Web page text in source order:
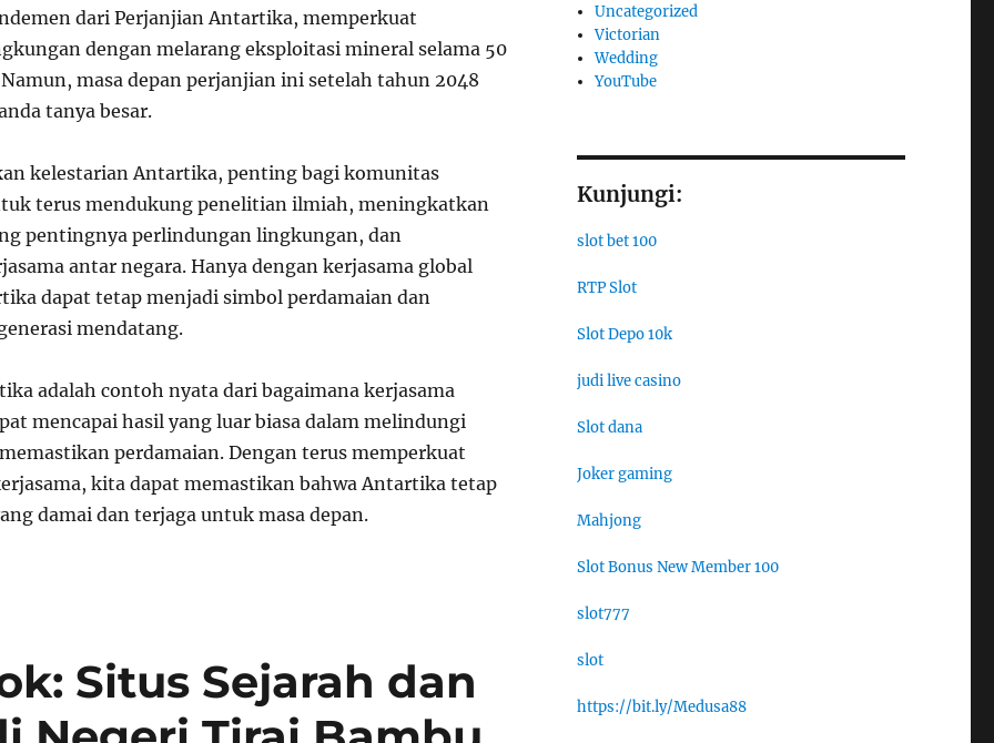
dari Perjanjian Antartika, memperkuat
dengan melarang eksploitasi mineral selama 50
masa depan perjanjian ini setelah tahun 2048
tanya besar.
kelestarian Antartika, penting bagi komunitas
terus mendukung penelitian ilmiah, meningkatkan
pentingnya perlindungan lingkungan, dan
antar negara. Hanya dengan kerjasama global
dapat tetap menjadi simbol perdamaian dan
mendatang.
adalah contoh nyata dari bagaimana kerjasama
mencapai hasil yang luar biasa dalam melindungi
perdamaian. Dengan terus memperkuat
kita dapat memastikan bahwa Antartika tetap
damai dan terjaga untuk masa depan.
Situs Sejarah dan
Uncategorized
Victorian
Wedding
YouTube
Kunjungi:
slot bet 100
RTP Slot
Slot Depo 10k
judi live casino
Slot dana
Joker gaming
Mahjong
Slot Bonus New Member 100
slot777
slot
https://bit.ly/Medusa88